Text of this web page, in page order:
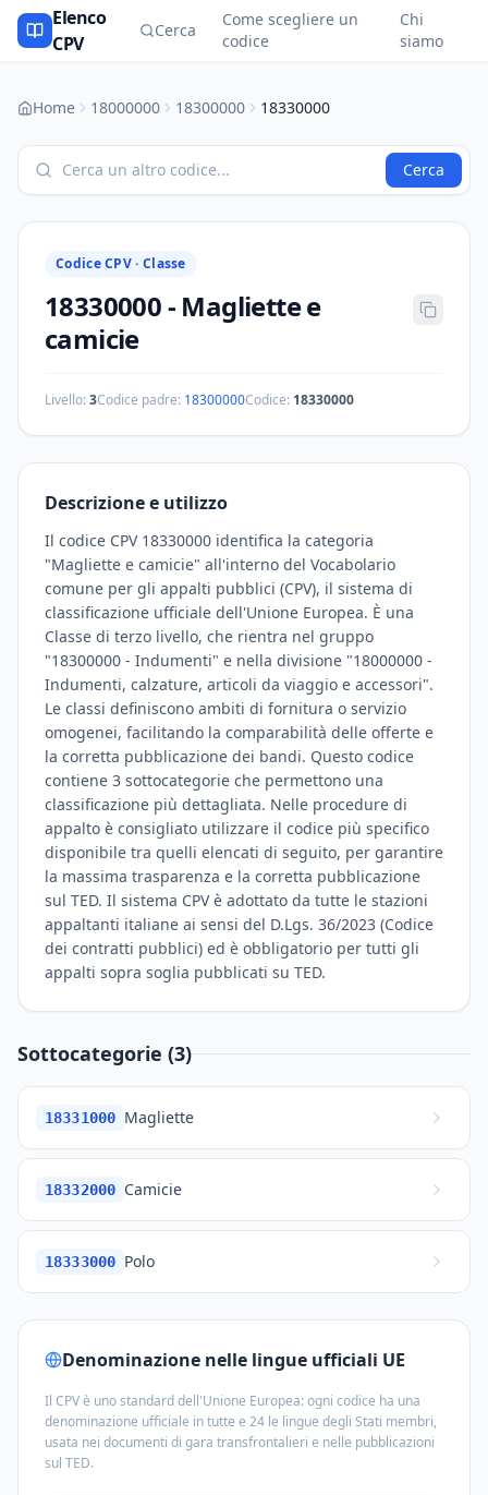
Elenco
CPV
Cerca
Come scegliere un
codice
Chi
siamo
Home 18000000 18300000 18330000
Cerca
Codice CPV · Classe
18330000- Magliette e
camicie
Livello:3Codice padre: 18300000Codice: 18330000
Descrizione e utilizzo
Il codice CPV 18330000 identifica la categoria
"Magliette e camicie" all'interno del Vocabolario
comune per gli appalti pubblici (CPV), il sistema di
classificazione ufficiale dell'Unione Europea. È una
Classe di terzo livello, che rientra nel gruppo
"18300000 - Indumenti" e nella divisione "18000000 -
Indumenti, calzature, articoli da viaggio e accessori".
Le classi definiscono ambiti di fornitura o servizio
omogenei, facilitando la comparabilità delle offerte e
la corretta pubblicazione dei bandi. Questo codice
contiene 3 sottocategorie che permettono una
classificazione più dettagliata. Nelle procedure di
appalto è consigliato utilizzare il codice più specifico
disponibile tra quelli elencati di seguito, per garantire
la massima trasparenza e la corretta pubblicazione
sul TED. Il sistema CPV è adottato da tutte le stazioni
appaltanti italiane ai sensi del D.Lgs. 36/2023 (Codice
dei contratti pubblici) ed è obbligatorio per tutti gli
appalti sopra soglia pubblicati su TED.
Sottocategorie (3)
18331000 Magliette
18332000 Camicie
18333000 Polo
Denominazione nelle lingue ufficiali UE
Il CPV è uno standard dell'Unione Europea: ogni codice ha una
denominazione ufficiale in tutte e 24 le lingue degli Stati membri,
usata nei documenti di gara transfrontalieri e nelle pubblicazioni
sul TED.